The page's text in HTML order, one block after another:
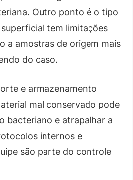
Outro ponto é o tipo
tem limitações
a amostras de origem mais
do caso.
e armazenamento
mal conservado pode
bacteriano e atrapalhar a
internos e
são parte do controle